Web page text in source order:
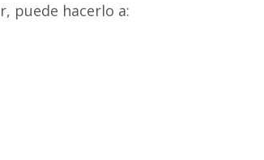
puede hacerlo a: